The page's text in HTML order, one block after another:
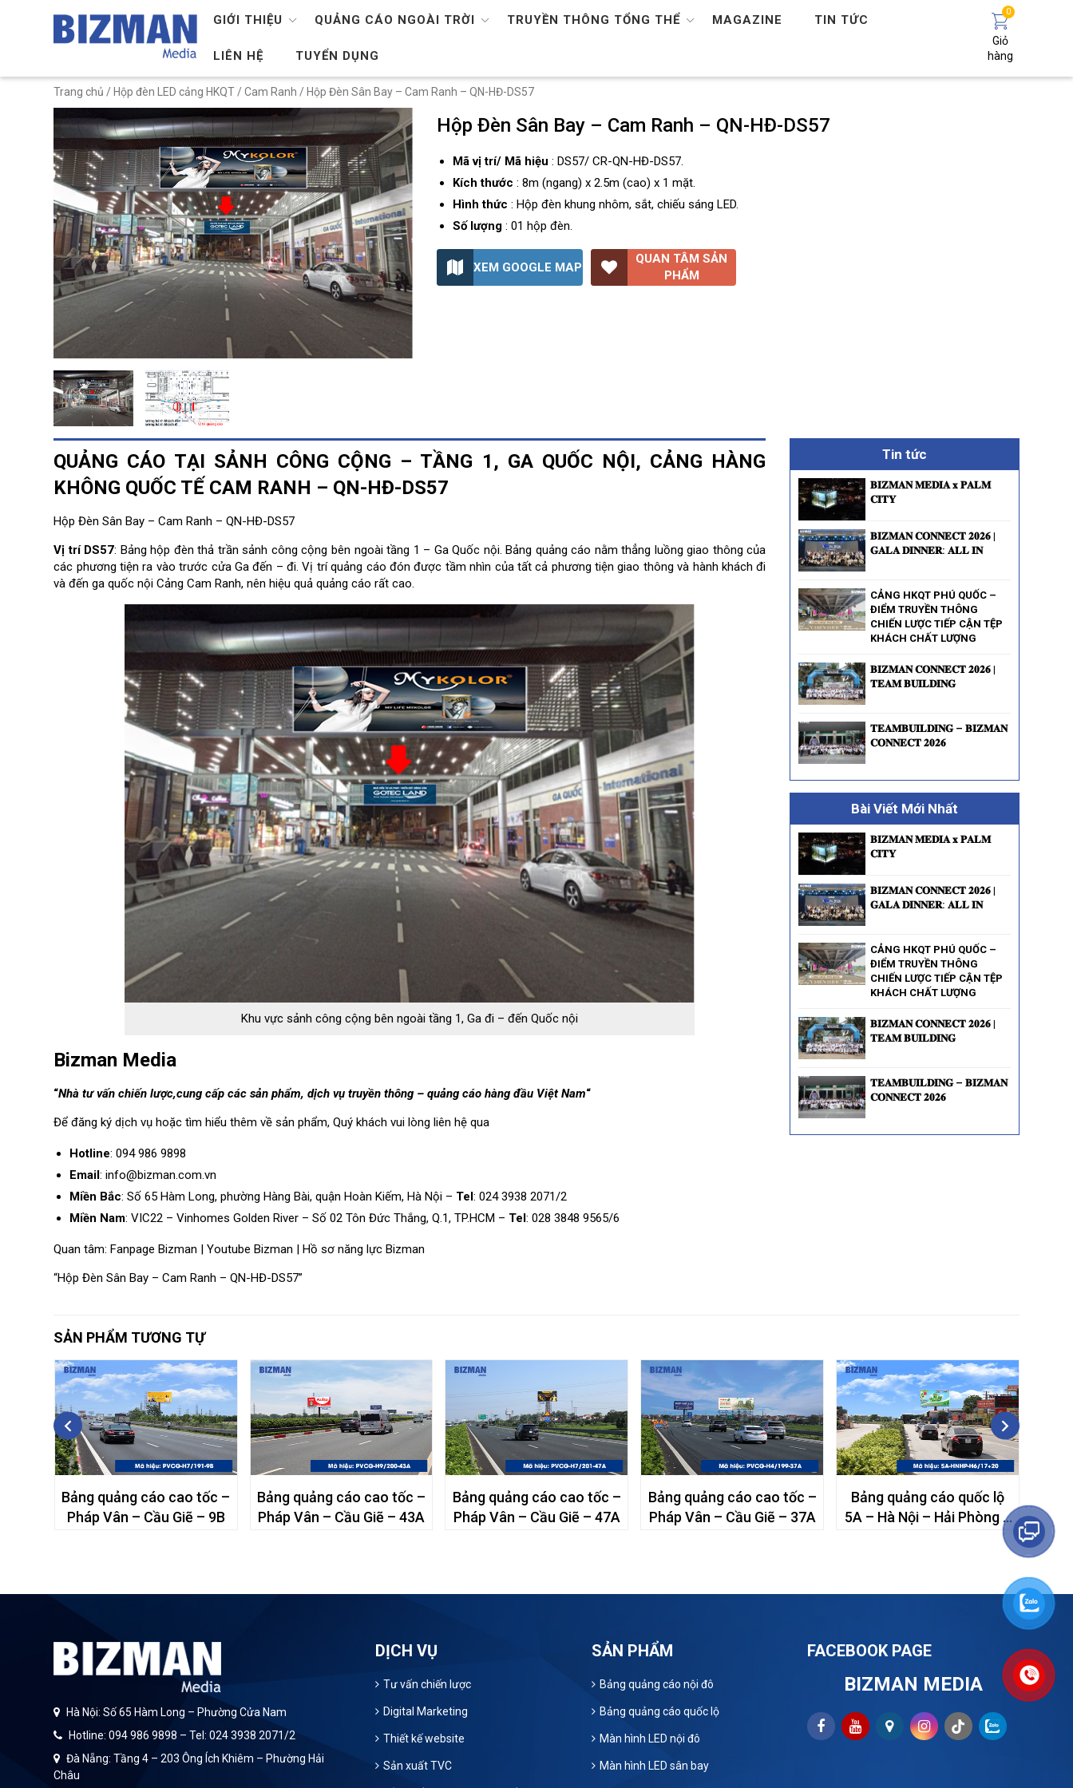
GIỚI THIỆU QUẢNG CÁO NGOÀI TRỜI TRUYỀN THÔNG TỔNG THỂ MAGAZINE TIN TỨC
LIÊN HỆ TUYỂN DỤNG
0
Giỏ
hàng
Trang chủ / Hộp đèn LED cảng HKQT /Cam Ranh / Hộp Đèn Sân Bay – Cam Ranh – QN-HĐ-DS57
Hộp Đèn Sân Bay – Cam Ranh – QN-HĐ-DS57
Mã vị trí/ Mã hiệu : DS57/ CR-QN-HĐ-DS57.
Kích thước : 8m (ngang) x 2.5m (cao) x 1 mặt.
Hình thức : Hộp đèn khung nhôm, sắt, chiếu sáng LED.
Số lượng : 01 hộp đèn.
XEM GOOGLE MAP
QUAN TÂM SẢN
PHẨM
QUẢNG CÁO TẠI SẢNH CÔNG CỘNG – TẦNG 1, GA QUỐC NỘI, CẢNG HÀNG
KHÔNG QUỐC TẾ CAM RANH – QN-HĐ-DS57
Hộp Đèn Sân Bay – Cam Ranh – QN-HĐ-DS57
Vị trí DS57: Bảng hộp đèn thả trần sảnh công cộng bên ngoài tầng 1 – Ga Quốc nội. Bảng quảng cáo nằm thẳng luồng giao thông của
các phương tiện ra vào trước cửa Ga đến – đi. Vị trí quảng cáo đón được tầm nhìn của tất cả phương tiện giao thông và hành khách đi
và đến ga quốc nội Cảng Cam Ranh, nên hiệu quả quảng cáo rất cao.
Khu vực sảnh công cộng bên ngoài tầng 1, Ga đi – đến Quốc nội
Bizman Media
“Nhà tư vấn chiến lược,cung cấp các sản phẩm, dịch vụ truyền thông – quảng cáo hàng đầu Việt Nam“
Để đăng ký dịch vụ hoặc tìm hiểu thêm về sản phẩm, Quý khách vui lòngliên hệ qua
Hotline: 094 986 9898
Email: info@bizman.com.vn
Miền Bắc: Số 65 Hàm Long, phường Hàng Bài, quận Hoàn Kiếm, Hà Nội – Tel: 024 3938 2071/2
Miền Nam: VIC22 – Vinhomes Golden River – Số 02 Tôn Đức Thắng, Q.1, TP.HCM – Tel: 028 3848 9565/6
Quan tâm:Fanpage Bizman |Youtube Bizman |Hồ sơ năng lực Bizman
“Hộp Đèn Sân Bay – Cam Ranh – QN-HĐ-DS57”
Tin tức
𝐁𝐈𝐙𝐌𝐀𝐍 𝐌𝐄𝐃𝐈𝐀 𝐱 𝐏𝐀𝐋𝐌
𝐂𝐈𝐓𝐘
𝐁𝐈𝐙𝐌𝐀𝐍 𝐂𝐎𝐍𝐍𝐄𝐂𝐓 𝟐𝟎𝟐𝟔 |
𝐆𝐀𝐋𝐀 𝐃𝐈𝐍𝐍𝐄𝐑: 𝐀𝐋𝐋 𝐈𝐍
CẢNG HKQT PHÚ QUỐC –
ĐIỂM TRUYỀN THÔNG
CHIẾN LƯỢC TIẾP CẬN TỆP
KHÁCH CHẤT LƯỢNG
𝐁𝐈𝐙𝐌𝐀𝐍 𝐂𝐎𝐍𝐍𝐄𝐂𝐓 𝟐𝟎𝟐𝟔 |
𝐓𝐄𝐀𝐌 𝐁𝐔𝐈𝐋𝐃𝐈𝐍𝐆
𝐓𝐄𝐀𝐌𝐁𝐔𝐈𝐋𝐃𝐈𝐍𝐆 – 𝐁𝐈𝐙𝐌𝐀𝐍
𝐂𝐎𝐍𝐍𝐄𝐂𝐓 𝟐𝟎𝟐𝟔
Bài Viết Mới Nhất
𝐁𝐈𝐙𝐌𝐀𝐍 𝐌𝐄𝐃𝐈𝐀 𝐱 𝐏𝐀𝐋𝐌
𝐂𝐈𝐓𝐘
𝐁𝐈𝐙𝐌𝐀𝐍 𝐂𝐎𝐍𝐍𝐄𝐂𝐓 𝟐𝟎𝟐𝟔 |
𝐆𝐀𝐋𝐀 𝐃𝐈𝐍𝐍𝐄𝐑: 𝐀𝐋𝐋 𝐈𝐍
CẢNG HKQT PHÚ QUỐC –
ĐIỂM TRUYỀN THÔNG
CHIẾN LƯỢC TIẾP CẬN TỆP
KHÁCH CHẤT LƯỢNG
𝐁𝐈𝐙𝐌𝐀𝐍 𝐂𝐎𝐍𝐍𝐄𝐂𝐓 𝟐𝟎𝟐𝟔 |
𝐓𝐄𝐀𝐌 𝐁𝐔𝐈𝐋𝐃𝐈𝐍𝐆
𝐓𝐄𝐀𝐌𝐁𝐔𝐈𝐋𝐃𝐈𝐍𝐆 – 𝐁𝐈𝐙𝐌𝐀𝐍
𝐂𝐎𝐍𝐍𝐄𝐂𝐓 𝟐𝟎𝟐𝟔
SẢN PHẨM TƯƠNG TỰ
Bảng quảng cáo cao tốc –
Pháp Vân – Cầu Giẽ – 9B
Bảng quảng cáo cao tốc –
Pháp Vân – Cầu Giẽ – 43A
Bảng quảng cáo cao tốc –
Pháp Vân – Cầu Giẽ – 47A
Bảng quảng cáo cao tốc –
Pháp Vân – Cầu Giẽ – 37A
Bảng quảng cáo quốc lộ
5A – Hà Nội – Hải Phòng –
Hà Nội: Số 65 Hàm Long – Phường Cửa Nam
Hotline: 094 986 9898 – Tel: 024 3938 2071/2
Đà Nẵng: Tầng 4 – 203 Ông Ích Khiêm – Phường Hải
Châu
DỊCH VỤ
Tư vấn chiến lược
Digital Marketing
Thiết kế website
Sản xuất TVC
SẢN PHẨM
Bảng quảng cáo nội đô
Bảng quảng cáo quốc lộ
Màn hình LED nội đô
Màn hình LED sân bay
FACEBOOK PAGE
BIZMAN MEDIA